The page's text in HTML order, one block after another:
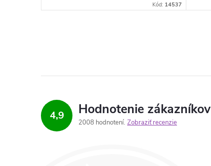
Kód: 14537
4,9 Hodnotenie zákazníkov
2008 hodnotení Zobraziť recenzie